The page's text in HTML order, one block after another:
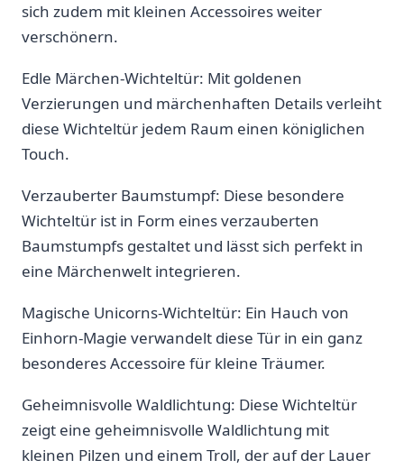
sich zudem mit kleinen Accessoires weiter
verschönern.
Edle⁣ Märchen-Wichteltür: Mit goldenen
Verzierungen⁤ und märchenhaften Details verleiht
diese Wichteltür ⁢jedem⁣ Raum einen ⁣königlichen
‍Touch.
Verzauberter Baumstumpf: Diese besondere
Wichteltür ist in Form eines verzauberten
Baumstumpfs gestaltet und lässt sich perfekt in
‍eine Märchenwelt integrieren.
Magische Unicorns-Wichteltür: Ein Hauch ​von
Einhorn-Magie verwandelt diese Tür in ein ganz
besonderes Accessoire für kleine Träumer.
Geheimnisvolle Waldlichtung: Diese Wichteltür
zeigt eine geheimnisvolle Waldlichtung⁣ mit
kleinen Pilzen und ‌einem Troll, der auf der Lauer